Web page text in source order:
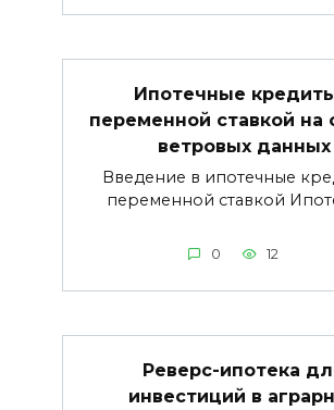
Ипотечные
переменной ставкой на
ветровых данных
Введение в ипотечные
переменной ставкой
0 12
Реверс-ипотека
инвестиций в